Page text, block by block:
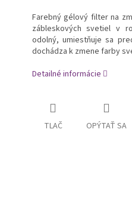
Farebný gélový filter na
zábleskových svetiel v
odolný, umiestňuje sa
dochádza k zmene farby
Detailné informácie
TLAČ OPÝTAŤ SA